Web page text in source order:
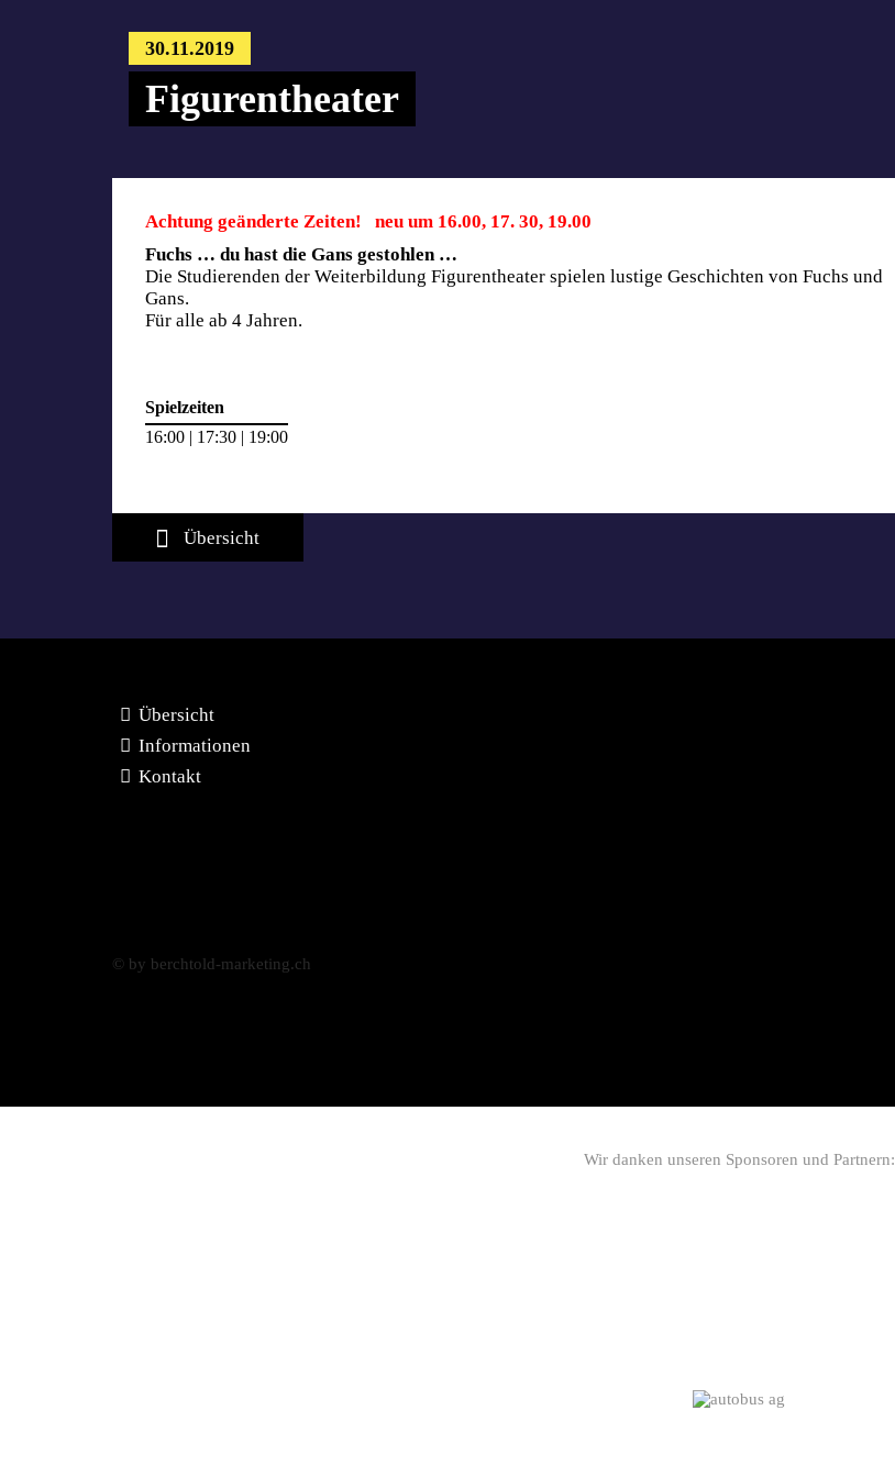
30.11.2019
Figurentheater
Achtung geänderte Zeiten! neu um 16.00, 17. 30, 19.00
Fuchs … du hast die Gans gestohlen …
Die Studierenden der Weiterbildung Figurentheater spielen lustige Geschichten von Fuchs und
Gans.
Für alle ab 4 Jahren.
Spielzeiten
16:00 | 17:30 | 19:00
Übersicht
Übersicht
Informationen
Kontakt
© by berchtold-marketing.ch
Wir danken unseren Sponsoren und Partnern: